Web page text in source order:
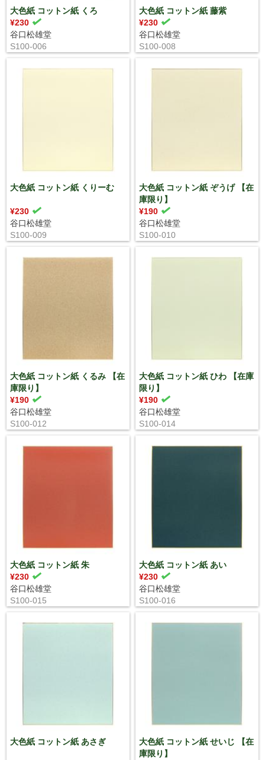
大色紙 コットン紙 くろ
¥230
谷口松雄堂
S100-006
大色紙 コットン紙 藤紫
¥230
谷口松雄堂
S100-008
大色紙 コットン紙 くりーむ
¥230
谷口松雄堂
S100-009
大色紙 コットン紙 ぞうげ 【在
庫限り】
¥190
谷口松雄堂
S100-010
大色紙 コットン紙 くるみ 【在
庫限り】
¥190
谷口松雄堂
S100-012
大色紙 コットン紙 ひわ 【在庫
限り】
¥190
谷口松雄堂
S100-014
大色紙 コットン紙 朱
¥230
谷口松雄堂
S100-015
大色紙 コットン紙 あい
¥230
谷口松雄堂
S100-016
大色紙 コットン紙 あさぎ
大色紙 コットン紙 せいじ 【在
庫限り】